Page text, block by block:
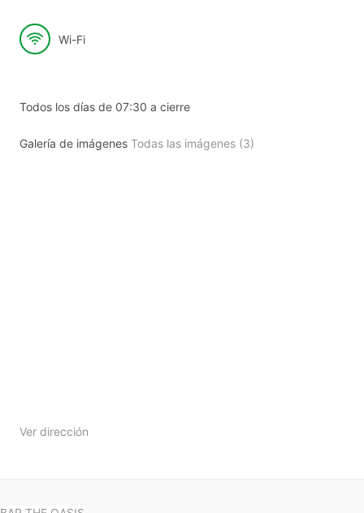
Wi-Fi
Todos los días de 07:30 a cierre
Galería de imágenes Todas las imágenes (3)
Ver dirección